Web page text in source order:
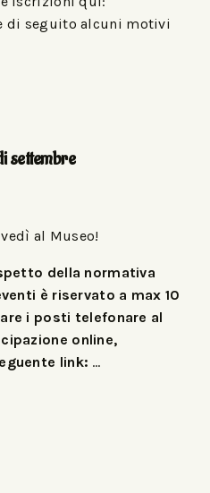
di seguito alcuni motivi
settembre
al Museo!
della normativa
è riservato a max 10
i posti telefonare al
online,
link: …